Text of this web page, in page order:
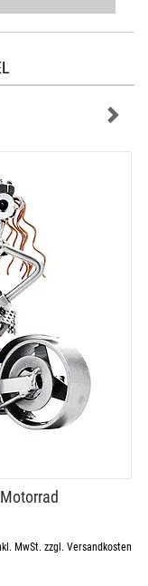
MwSt. zzgl. Versandkosten